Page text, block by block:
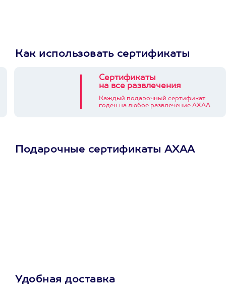
Как использовать сертификаты
Сертификаты
на все развлечения
Каждый подарочный сертификат
годен на любое развлечение АХАА
Подарочные сертификаты АХАА
Удобная доставка